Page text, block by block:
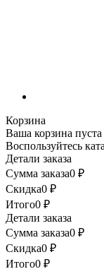
Корзина
Ваша корзина пуста
Воспользуйтесь
Детали заказа
Сумма заказа0 ₽
Скидка0 ₽
Итого0 ₽
Детали заказа
Сумма заказа0 ₽
Скидка0 ₽
Итого0 ₽